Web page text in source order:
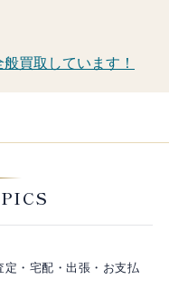
買取しています！
定・宅配・出張・お支払